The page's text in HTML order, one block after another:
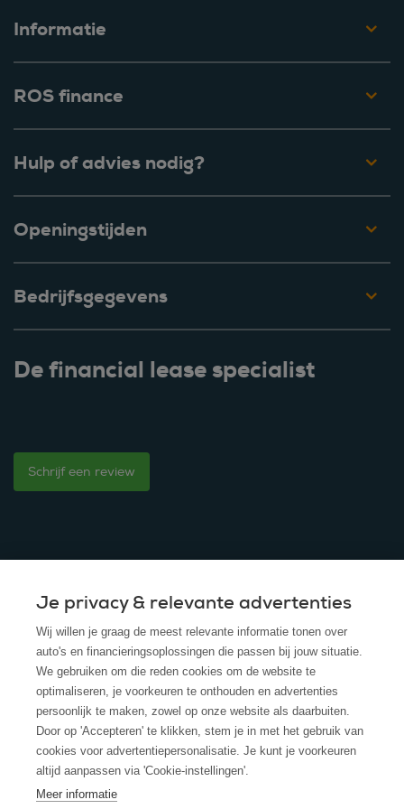
Informatie
ROS finance
Hulp of advies nodig?
Openingstijden
Bedrijfsgegevens
De financial lease specialist
Schrijf een review
© 2025 - ROS Krediet Service
Algemene Voorwaarden
Disclaimer
Privacy Policy
Cookies
Cookie policy
Je privacy & relevante advertenties
Wij willen je graag de meest relevante informatie tonen over
auto's en financieringsoplossingen die passen bij jouw situatie.
We gebruiken om die reden cookies om de website te
optimaliseren, je voorkeuren te onthouden en advertenties
persoonlijk te maken, zowel op onze website als daarbuiten.
Door op 'Accepteren' te klikken, stem je in met het gebruik van
cookies voor advertentiepersonalisatie. Je kunt je voorkeuren
altijd aanpassen via 'Cookie-instellingen'.
Meer informatie